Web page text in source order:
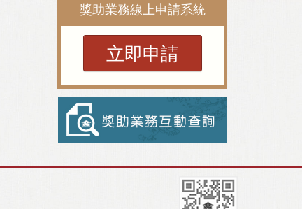
獎助業務線上申請系統
立即申請